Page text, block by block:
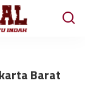
Barat